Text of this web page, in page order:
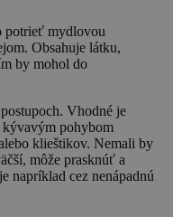
potrieť mydlovou
Obsahuje látku,
by mohol do
Vhodné je
pohybom
klieštikov. Nemali by
môže prasknúť a
napríklad cez nenápadnú